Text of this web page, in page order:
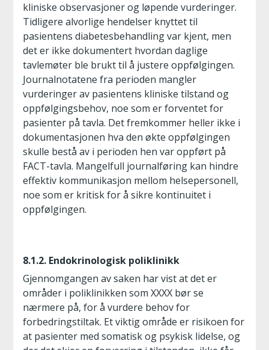
kliniske observasjoner og løpende vurderinger.
Tidligere alvorlige hendelser knyttet til
pasientens diabetesbehandling var kjent, men
det er ikke dokumentert hvordan daglige
tavlemøter ble brukt til å justere oppfølgingen.
Journalnotatene fra perioden mangler
vurderinger av pasientens kliniske tilstand og
oppfølgingsbehov, noe som er forventet for
pasienter på tavla. Det fremkommer heller ikke i
dokumentasjonen hva den økte oppfølgingen
skulle bestå av i perioden hen var oppført på
FACT-tavla. Mangelfull journalføring kan hindre
effektiv kommunikasjon mellom helsepersonell,
noe som er kritisk for å sikre kontinuitet i
oppfølgingen.
8.1.2. Endokrinologisk poliklinikk
Gjennomgangen av saken har vist at det er
områder i poliklinikken som XXXX bør se
nærmere på, for å vurdere behov for
forbedringstiltak. Et viktig område er risikoen for
at pasienter med somatisk og psykisk lidelse, og